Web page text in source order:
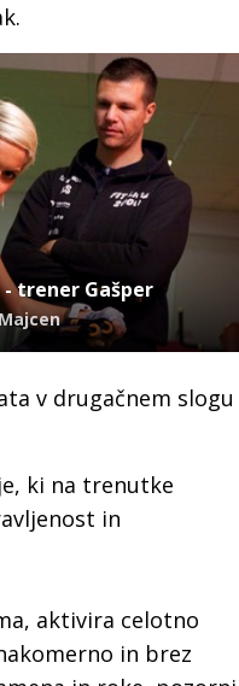
trener Gašper
v drugačnem slogu
ki na trenutke
in
aktivira celotno
in brez